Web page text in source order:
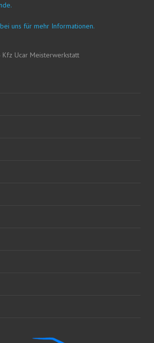
uns für mehr Informationen.
Ucar Meisterwerkstatt